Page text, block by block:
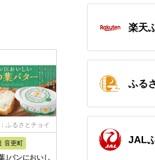
ふるさとチョイ
音更町
｣パンにおいし
ス
沖縄県 大宜味村
楽天
ふる
JAL